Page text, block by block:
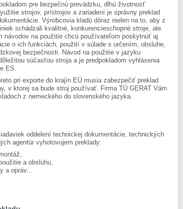
pre bezpečnú prevádzku, dlhú životnosť
strojov, prístrojov a zariadení je správny preklad
Výrobcovia kladú dôraz nielen na to, aby z
schádzali kvalitné, konkurencieschopné stroje, ale
návodov na použitie chcú používateľom poskytnúť aj
o ich funkciách, použití v súlade s určením, obsluhe,
bezpečnosti. Návod na použitie v jazyku
súčasťou stroja a je predpokladom vyhlásenia
ES.
pri exporte do krajín EÚ musia zabezpečiť preklad
v ktorej sa bude stroj používať. Firma TÜ GERAT Vám
z nemeckého do slovenského jazyka.
oddelení technickej dokumentácie, technických
agentúr vyhotovujem preklady:
a obsluhu,
a opráv...